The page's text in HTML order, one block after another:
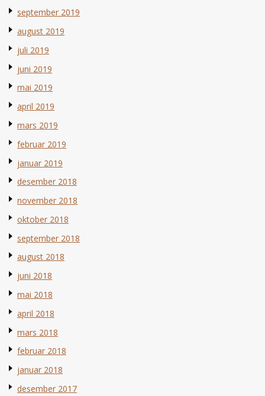
september 2019
august 2019
juli 2019
juni 2019
mai 2019
april 2019
mars 2019
februar 2019
januar 2019
desember 2018
november 2018
oktober 2018
september 2018
august 2018
juni 2018
mai 2018
april 2018
mars 2018
februar 2018
januar 2018
desember 2017